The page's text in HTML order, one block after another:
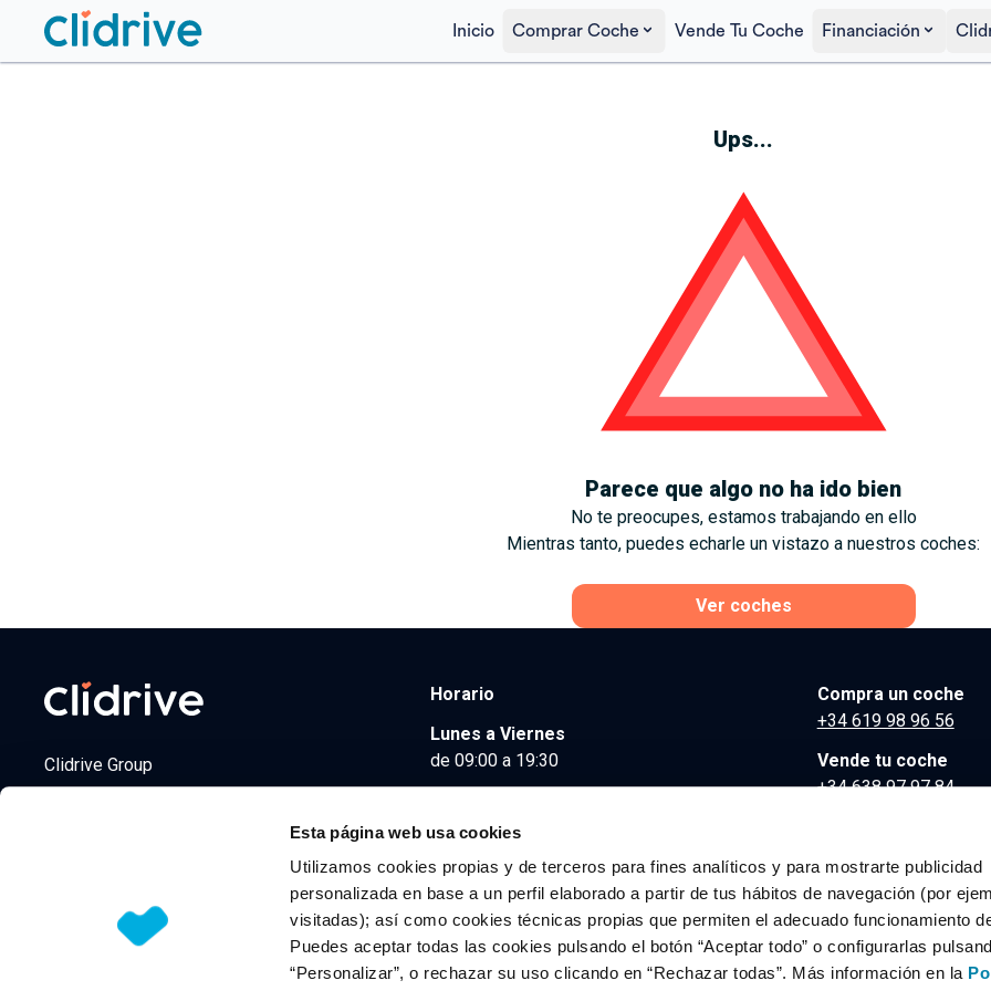
Esta página web usa cookies
Utilizamos cookies propias y de terceros para fines analíticos y para mostrarte publicidad
personalizada en base a un perfil elaborado a partir de tus hábitos de navegación (por
visitadas); así como cookies técnicas propias que permiten el adecuado funcionamiento
Puedes aceptar todas las cookies pulsando el botón “Aceptar todo” o configurarlas
“Personalizar”, o rechazar su uso clicando en “Rechazar todas”. Más información en la
Inicio Comprar Coche Vende Tu Coche Financiación
Ups...
Parece que algo no ha ido bien
No te preocupes, estamos trabajando en ello
Mientras tanto, puedes echarle un vistazo a nuestros coches:
Ver coches
Clidrive Group
Horario
Lunes a Viernes
de 09:00 a 19:30
Compra un coche
+34 619 98 96 56
Vende tu coche
+34 638 97 97 84
© 2026 CLIDRIVE CAPITAL, SOCIEDAD LIMITADA. Todos los derechos reservados.